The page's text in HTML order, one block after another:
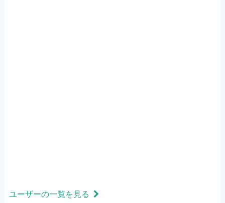
ユーザーの一覧を見る